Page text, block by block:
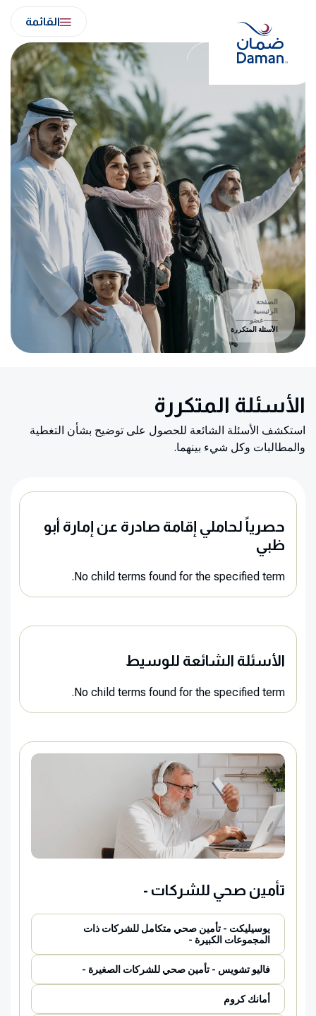
content
القائمة
الصفحة
الرئيسية
عضو
الأسئلة المتكررة
الأسئلة المتكررة
استكشف الأسئلة الشائعة للحصول على توضيح بشأن التغطية
والمطالبات وكل شيء بينهما.
حصرياً لحاملي إقامة صادرة عن إمارة أبو
ظبي
No child terms found for the specified term.
الأسئلة الشائعة للوسيط
No child terms found for the specified term.
تأمين صحي للشركات -
يوسيليكت - تأمين صحي متكامل للشركات ذات
المجموعات الكبيرة -
فاليو تشويس - تأمين صحي للشركات الصغيرة -
أمانك كروم